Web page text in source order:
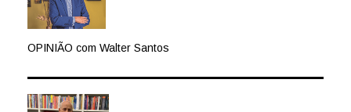
OPINIÃO com Walter Santos